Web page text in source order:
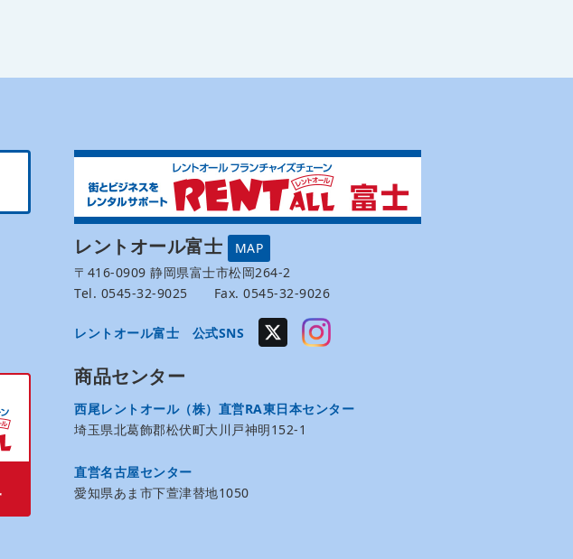
レントオール富士
MAP
〒416-0909 静岡県富士市松岡264-2
Tel. 0545-32-9025 Fax. 0545-32-9026
レントオール富士 公式SNS
商品センター
西尾レントオール（株）直営RA東日本センター
埼玉県北葛飾郡松伏町大川戸神明152-1
直営名古屋センター
愛知県あま市下萱津替地1050